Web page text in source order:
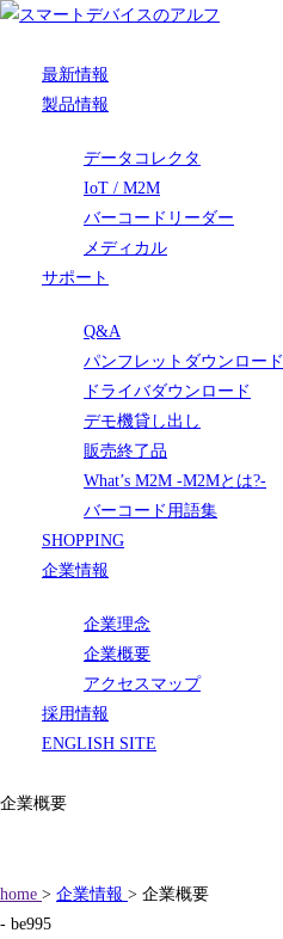
最新情報
製品情報
データコレクタ
IoT / M2M
バーコードリーダー
メディカル
サポート
Q&A
パンフレットダウンロード
ドライバダウンロード
デモ機貸し出し
販売終了品
What’s M2M -M2Mとは?-
バーコード用語集
SHOPPING
企業情報
企業理念
企業概要
アクセスマップ
採用情報
ENGLISH SITE
企業概要
home > 企業情報 > 企業概要
- be995